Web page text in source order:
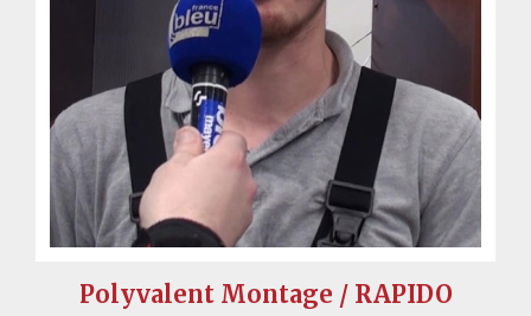
Polyvalent Montage / RAPIDO